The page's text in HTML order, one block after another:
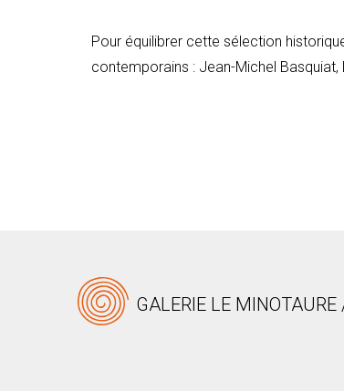
Pour équilibrer cette sélection
contemporains : Jean-Michel
GALERIE LE